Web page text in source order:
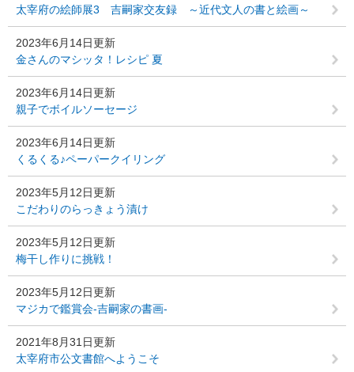
太宰府の絵師展3 吉嗣家交友録 ～近代文人の書と絵画～
2023年6月14日更新
金さんのマシッタ！レシピ 夏
2023年6月14日更新
親子でボイルソーセージ
2023年6月14日更新
くるくる♪ペーパークイリング
2023年5月12日更新
こだわりのらっきょう漬け
2023年5月12日更新
梅干し作りに挑戦！
2023年5月12日更新
マジカで鑑賞会‐吉嗣家の書画-
2021年8月31日更新
太宰府市公文書館へようこそ